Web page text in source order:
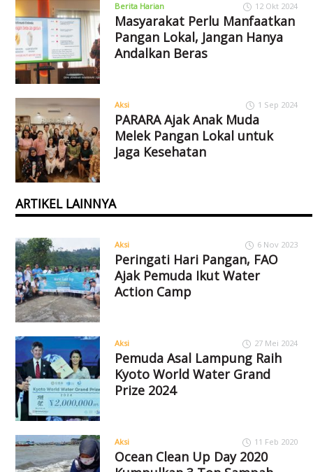
Berita Harian 12 Okt 2024
Masyarakat Perlu Manfaatkan
Pangan Lokal, Jangan Hanya
Andalkan Beras
Aksi 1 Sep 2024
PARARA Ajak Anak Muda
Melek Pangan Lokal untuk
Jaga Kesehatan
ARTIKEL LAINNYA
Aksi 6 Nov 2023
Peringati Hari Pangan, FAO
Ajak Pemuda Ikut Water
Action Camp
Aksi 27 Mei 2024
Pemuda Asal Lampung Raih
Kyoto World Water Grand
Prize 2024
Aksi 11 Feb 2020
Ocean Clean Up Day 2020